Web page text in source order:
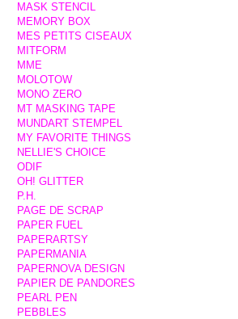
MASK STENCIL
MEMORY BOX
MES PETITS CISEAUX
MITFORM
MME
MOLOTOW
MONO ZERO
MT MASKING TAPE
MUNDART STEMPEL
MY FAVORITE THINGS
NELLIE'S CHOICE
ODIF
OH! GLITTER
P.H.
PAGE DE SCRAP
PAPER FUEL
PAPERARTSY
PAPERMANIA
PAPERNOVA DESIGN
PAPIER DE PANDORES
PEARL PEN
PEBBLES